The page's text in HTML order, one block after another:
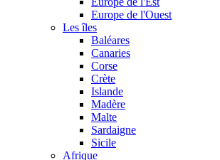
Europe de l'Ouest
Les îles
Baléares
Canaries
Corse
Crète
Islande
Madère
Malte
Sardaigne
Sicile
Afrique